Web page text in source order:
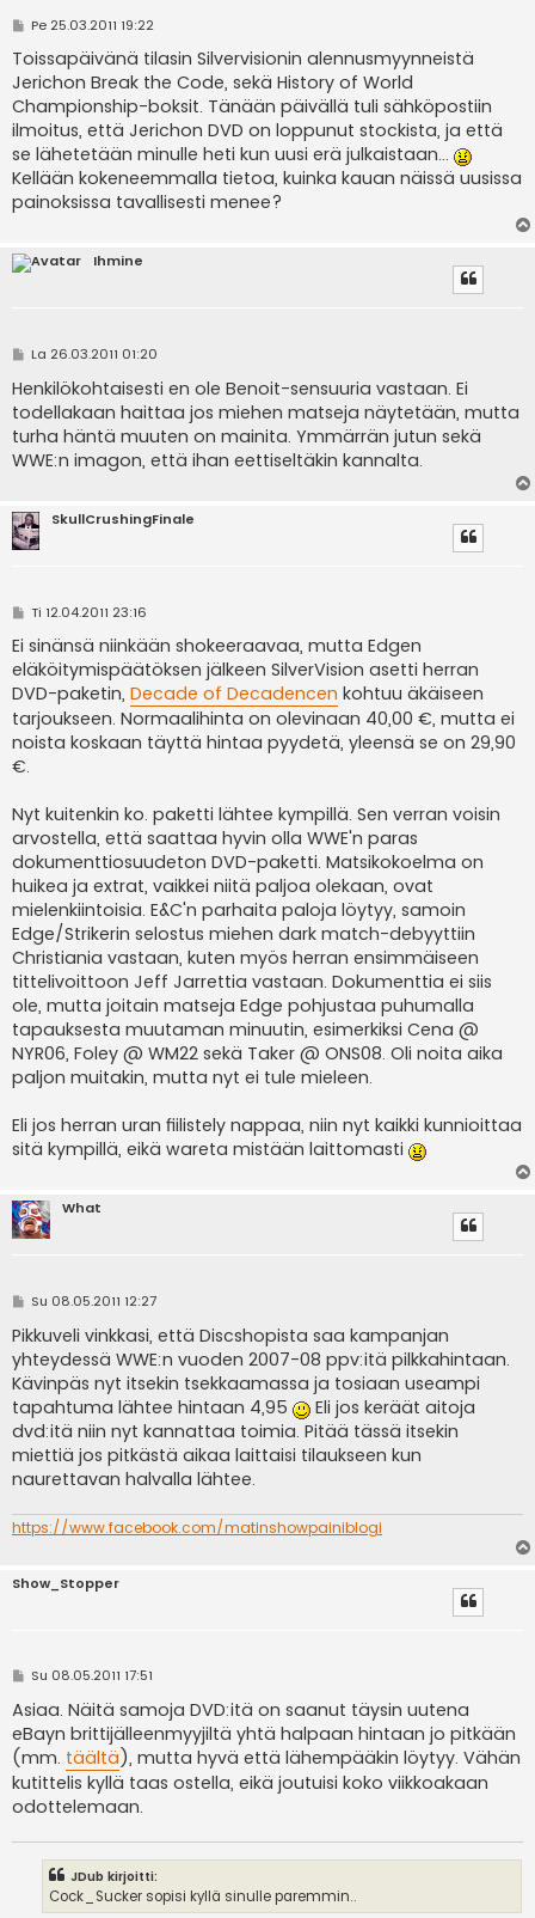
V
e
s
t
i
Pe 25.03.2011 19:22
Toissapäivänä tilasin Silvervisionin alennusmyynneistä
Jerichon Break the Code, sekä History of World
Championship-boksit. Tänään päivällä tuli sähköpostiin
ilmoitus, että Jerichon DVD on loppunut stockista, ja että
se lähetetään minulle heti kun uusi erä julkaistaan...
Kellään kokeneemmalla tietoa, kuinka kauan näissä uusissa
painoksissa tavallisesti menee?
Ihmine
V
e
s
t
i
La 26.03.2011 01:20
Henkilökohtaisesti en ole Benoit-sensuuria vastaan. Ei
todellakaan haittaa jos miehen matseja näytetään, mutta
turha häntä muuten on mainita. Ymmärrän jutun sekä
WWE:n imagon, että ihan eettiseltäkin kannalta.
SkullCrushingFinale
V
e
s
t
i
Ti 12.04.2011 23:16
Ei sinänsä niinkään shokeeraavaa, mutta Edgen
eläköitymispäätöksen jälkeen SilverVision asetti herran
DVD-paketin, Decade of Decadencen kohtuu äkäiseen
tarjoukseen. Normaalihinta on olevinaan 40,00 €, mutta ei
noista koskaan täyttä hintaa pyydetä, yleensä se on 29,90
€.
Nyt kuitenkin ko. paketti lähtee kympillä. Sen verran voisin
arvostella, että saattaa hyvin olla WWE'n paras
dokumenttiosuudeton DVD-paketti. Matsikokoelma on
huikea ja extrat, vaikkei niitä paljoa olekaan, ovat
mielenkiintoisia. E&C'n parhaita paloja löytyy, samoin
Edge/Strikerin selostus miehen dark match-debyyttiin
Christiania vastaan, kuten myös herran ensimmäiseen
tittelivoittoon Jeff Jarrettia vastaan. Dokumenttia ei siis
ole, mutta joitain matseja Edge pohjustaa puhumalla
tapauksesta muutaman minuutin, esimerkiksi Cena @
NYR06, Foley @ WM22 sekä Taker @ ONS08. Oli noita aika
paljon muitakin, mutta nyt ei tule mieleen.
Eli jos herran uran fiilistely nappaa, niin nyt kaikki kunnioittaa
sitä kympillä, eikä wareta mistään laittomasti
What
V
e
s
t
i
Su 08.05.2011 12:27
Pikkuveli vinkkasi, että Discshopista saa kampanjan
yhteydessä WWE:n vuoden 2007-08 ppv:itä pilkkahintaan.
Kävinpäs nyt itsekin tsekkaamassa ja tosiaan useampi
tapahtuma lähtee hintaan 4,95
Eli jos keräät aitoja
dvd:itä niin nyt kannattaa toimia. Pitää tässä itsekin
miettiä jos pitkästä aikaa laittaisi tilaukseen kun
naurettavan halvalla lähtee.
https://www.facebook.com/matinshowpainiblogi
Show_Stopper
V
e
s
t
i
Su 08.05.2011 17:51
Asiaa. Näitä samoja DVD:itä on saanut täysin uutena
eBayn brittijälleenmyyjiltä yhtä halpaan hintaan jo pitkään
(mm. täältä ), mutta hyvä että lähempääkin löytyy. Vähän
kutittelis kyllä taas ostella, eikä joutuisi koko viikkoakaan
odottelemaan.
JDub kirjoitti:
Cock_Sucker sopisi kyllä sinulle paremmin..